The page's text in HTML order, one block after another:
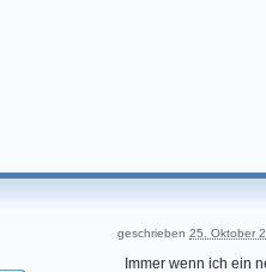
geschrieben 25. Oktober
Immer wenn ich ein